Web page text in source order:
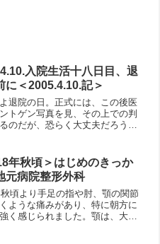
入院生活十八日目、退
に＜2005.4.10.記＞
退院の日。正式には、この後医
トゲン写真を見、その上での判
のだが、恐らく大丈夫だろう。
し、色々な知識も得たし、違和感
部分もあった。こ...
年秋頃＞はじめのきっか
元病院整形外科
頃より手足の指や肘、顎の関節
ような痛みがあり、特に朝方に
く感じられました。顎は、大き